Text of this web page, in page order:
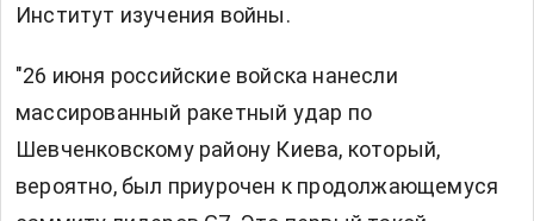
Институт изучения войны.
"26 июня российские войска нанесли
массированный ракетный удар по
Шевченковскому району Киева, который,
вероятно, был приурочен к продолжающемуся